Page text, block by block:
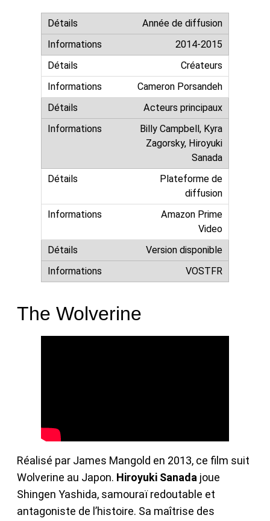
Année de diffusion
2014-2015
Créateurs
Cameron Porsandeh
Acteurs principaux
Billy Campbell, Kyra
Zagorsky, Hiroyuki
Sanada
Plateforme de
diffusion
Amazon Prime
Video
Version disponible
VOSTFR
The Wolverine
Réalisé par James Mangold en 2013, ce film suit
Wolverine au Japon. Hiroyuki Sanada joue
Shingen Yashida, samouraï redoutable et
antagoniste de l’histoire. Sa maîtrise des